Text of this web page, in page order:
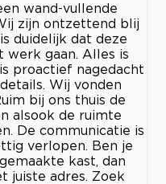
wand-vullende
zijn ontzettend blij
duidelijk dat deze
werk gaan. Alles is
proactief nagedacht
Wij vonden
bij ons thuis de
alsook de ruimte
De communicatie is
verlopen. Ben je
kast, dan
juiste adres. Zoek